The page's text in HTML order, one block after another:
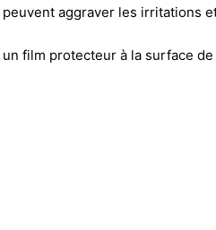
aggraver les irritations
film protecteur à la surface